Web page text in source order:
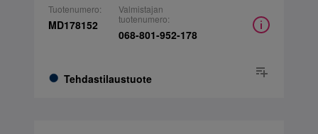
Tuotenumero:
MD178152
Tehdastilaustuote
Valmistajan
tuotenumero:
068-801-952-178